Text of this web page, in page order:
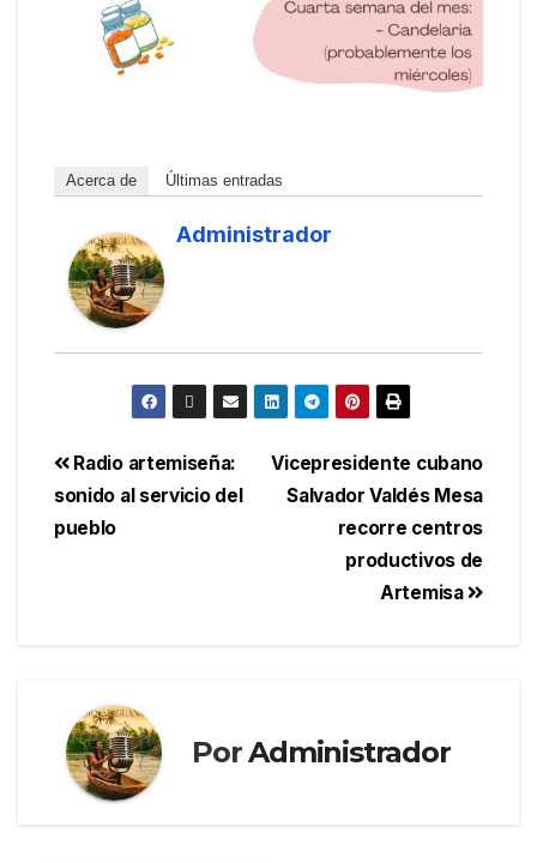
Acerca de Últimas entradas
Administrador
Vicepresidente cubano
Salvador Valdés Mesa
recorre centros
productivos de
Artemisa
Radio artemiseña:
sonido al servicio del
pueblo
PorAdministrador